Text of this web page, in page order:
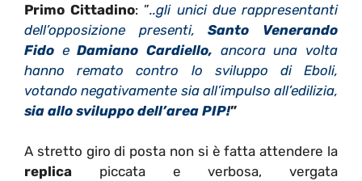
Primo Cittadino: ”..gli unici due rappresentanti
dell’opposizione presenti,Santo Venerando
Fido eDamiano Cardiello, ancora una volta
hanno remato contro lo sviluppo di Eboli,
votando negativamente sia all’impulso all’edilizia,
sia allo sviluppo dell’area PIP!”
A stretto giro di posta non si è fatta attendere la
replica piccata e verbosa, vergata